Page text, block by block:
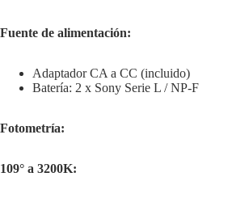
Fuente de alimentación:
Adaptador CA a CC (incluido)
Batería: 2 x Sony Serie L / NP-F
Fotometría:
109° a 3200K: